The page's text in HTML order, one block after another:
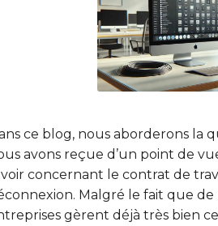
ce blog, nous aborderons la
avons reçue d’un point de
concernant le contrat de
Malgré le fait que
gèrent déjà très bien